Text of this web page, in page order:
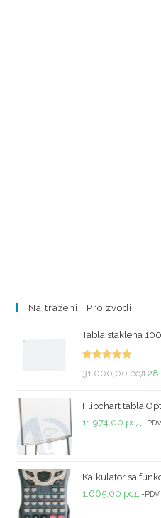
Najtraženiji Proizvodi
Tabla staklena
31.000,00рсд
Flipchart tabla
11.974,00 рсд +PDV
Kalkulator sa
1.665,00 рсд +PDV